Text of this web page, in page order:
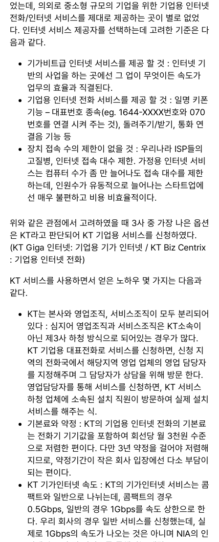
었는데, 의외로 중소형 규모의 기업을 위한 기업용 인터넷
전화/인터넷 서비스를 제대로 제공하는 곳이 별로 없었
다. 인터넷 서비스 제공자를 선택하는데 고려한 기준은 다
음과 같다.
기가비트급 인터넷 서비스를 제공 할 것 : 인터넷 기
반의 사업을 하는 곳에선 그 업이 무엇이든 속도가
업무의 효율과 직결된다.
기업용 인터넷 전화 서비스를 제공 할 것 : 일명 키폰
기능 – 대표번호 종속(eg. 1644-XXXX번호와 070
번호를 연결 시켜 주는 것), 돌려주기/받기, 통화 연
결음 기능 등
장치 접속 수의 제한이 없을 것 : 우리나라 ISP들의
고질병, 인터넷 접속 대수 제한. 가정용 인터넷 서비
스는 컴퓨터 수가 좀 만 늘어나도 접속 대수를 제한
하는데, 인원수가 유동적으로 늘어나는 스타트업에
선 매우 불편하고 비용 비효율적이다.
위와 같은 관점에서 고려하였을 때 3사 중 가장 나은 옵션
은 KT라고 판단되어 KT 기업용 서비스를 신청하였다.
(KT Giga 인터넷: 기업용 기가 인터넷 / KT Biz Centrix
: 기업용 인터넷 전화)
KT 서비스를 사용하면서 얻은 노하우 몇 가지는 다음과
같다.
KT는 본사와 영업조직, 서비스조직이 모두 분리되어
있다 : 심지어 영업조직과 서비스조직은 KT소속이
아닌 제3사 하청 방식으로 되어있는 경우가 많다.
KT 기업용 대표전화로 서비스를 신청하면, 신청 지
역의 전화국에서 해당지역 영업 업체의 영업 담당자
를 지정해주며 그 담당자가 상담을 위해 방문 한다.
영업담당자를 통해 서비스를 신청하면, KT 서비스
하청 업체에 소속된 설치 직원이 방문하여 실제 설치
서비스를 해주는 식.
기본료와 약정 : KT의 기업용 인터넷 전화의 기본료
는 전화기 기기값을 포함하여 회선당 월 3천원 수준
으로 저렴한 편이다. 다만 3년 약정을 걸어야 저렴해
지므로, 약정기간이 작은 회사 입장에선 다소 부담이
되는 편이다.
KT 기가인터넷 속도 : KT의 기가인터넷 서비스는 콤
팩트와 일반으로 나뉘는데, 콤팩트의 경우
0.5Gbps, 일반의 경우 1Gbps를 속도 상한으로 한
다. 우리 회사의 경우 일반 서비스를 신청했는데, 실
제로 1Gbps의 속도가 나오는 것은 아니며 NIA의 인